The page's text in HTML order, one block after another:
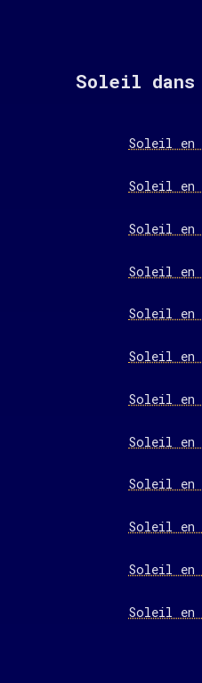
Soleil dans
Soleil en
Soleil en
Soleil en
Soleil en
Soleil en
Soleil en
Soleil en
Soleil en
Soleil en
Soleil en
Soleil en
Soleil en